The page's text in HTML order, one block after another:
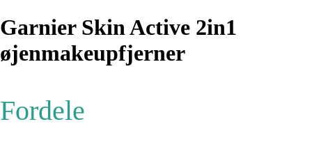
Garnier Skin Active 2in1
øjenmakeupfjerner
Fordele